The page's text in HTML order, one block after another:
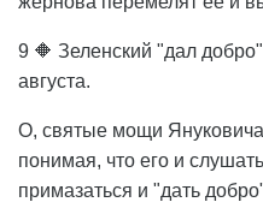
9 🔶 Зеленский "дал
августа.
О, святые мощи
понимая, что его и
примазаться и "дать